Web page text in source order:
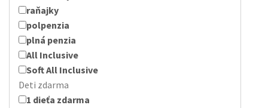
raňajky
polpenzia
plná penzia
All Inclusive
Soft All Inclusive
Deti zdarma
1 dieťa zdarma